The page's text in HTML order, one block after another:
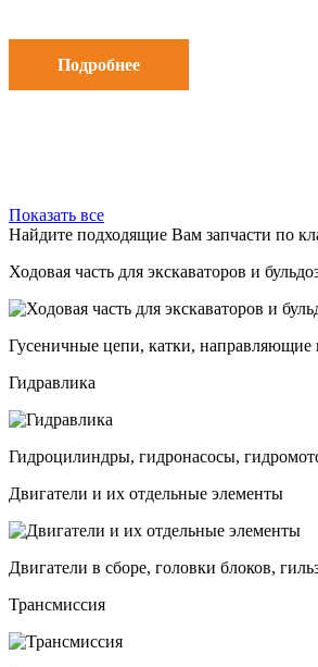
Подробнее
Показать все
Найдите подходящие Вам запчасти по
Ходовая часть для экскаваторов и
Гусеничные цепи, катки, направляющие
Гидравлика
Гидроцилиндры, гидронасосы,
Двигатели и их отдельные элементы
Двигатели в сборе, головки блоков,
Трансмиссия